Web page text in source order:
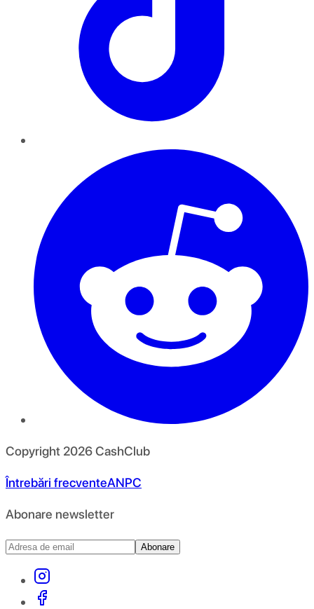
Copyright 2026CashClub
Întrebări frecventeANPC
Abonare newsletter
Abonare